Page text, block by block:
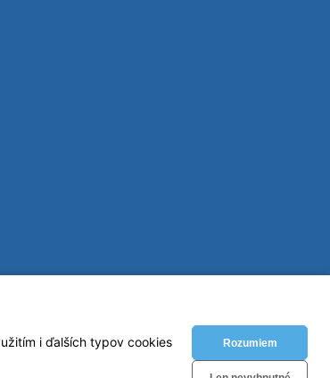
i ďalších typov cookies
Rozumiem